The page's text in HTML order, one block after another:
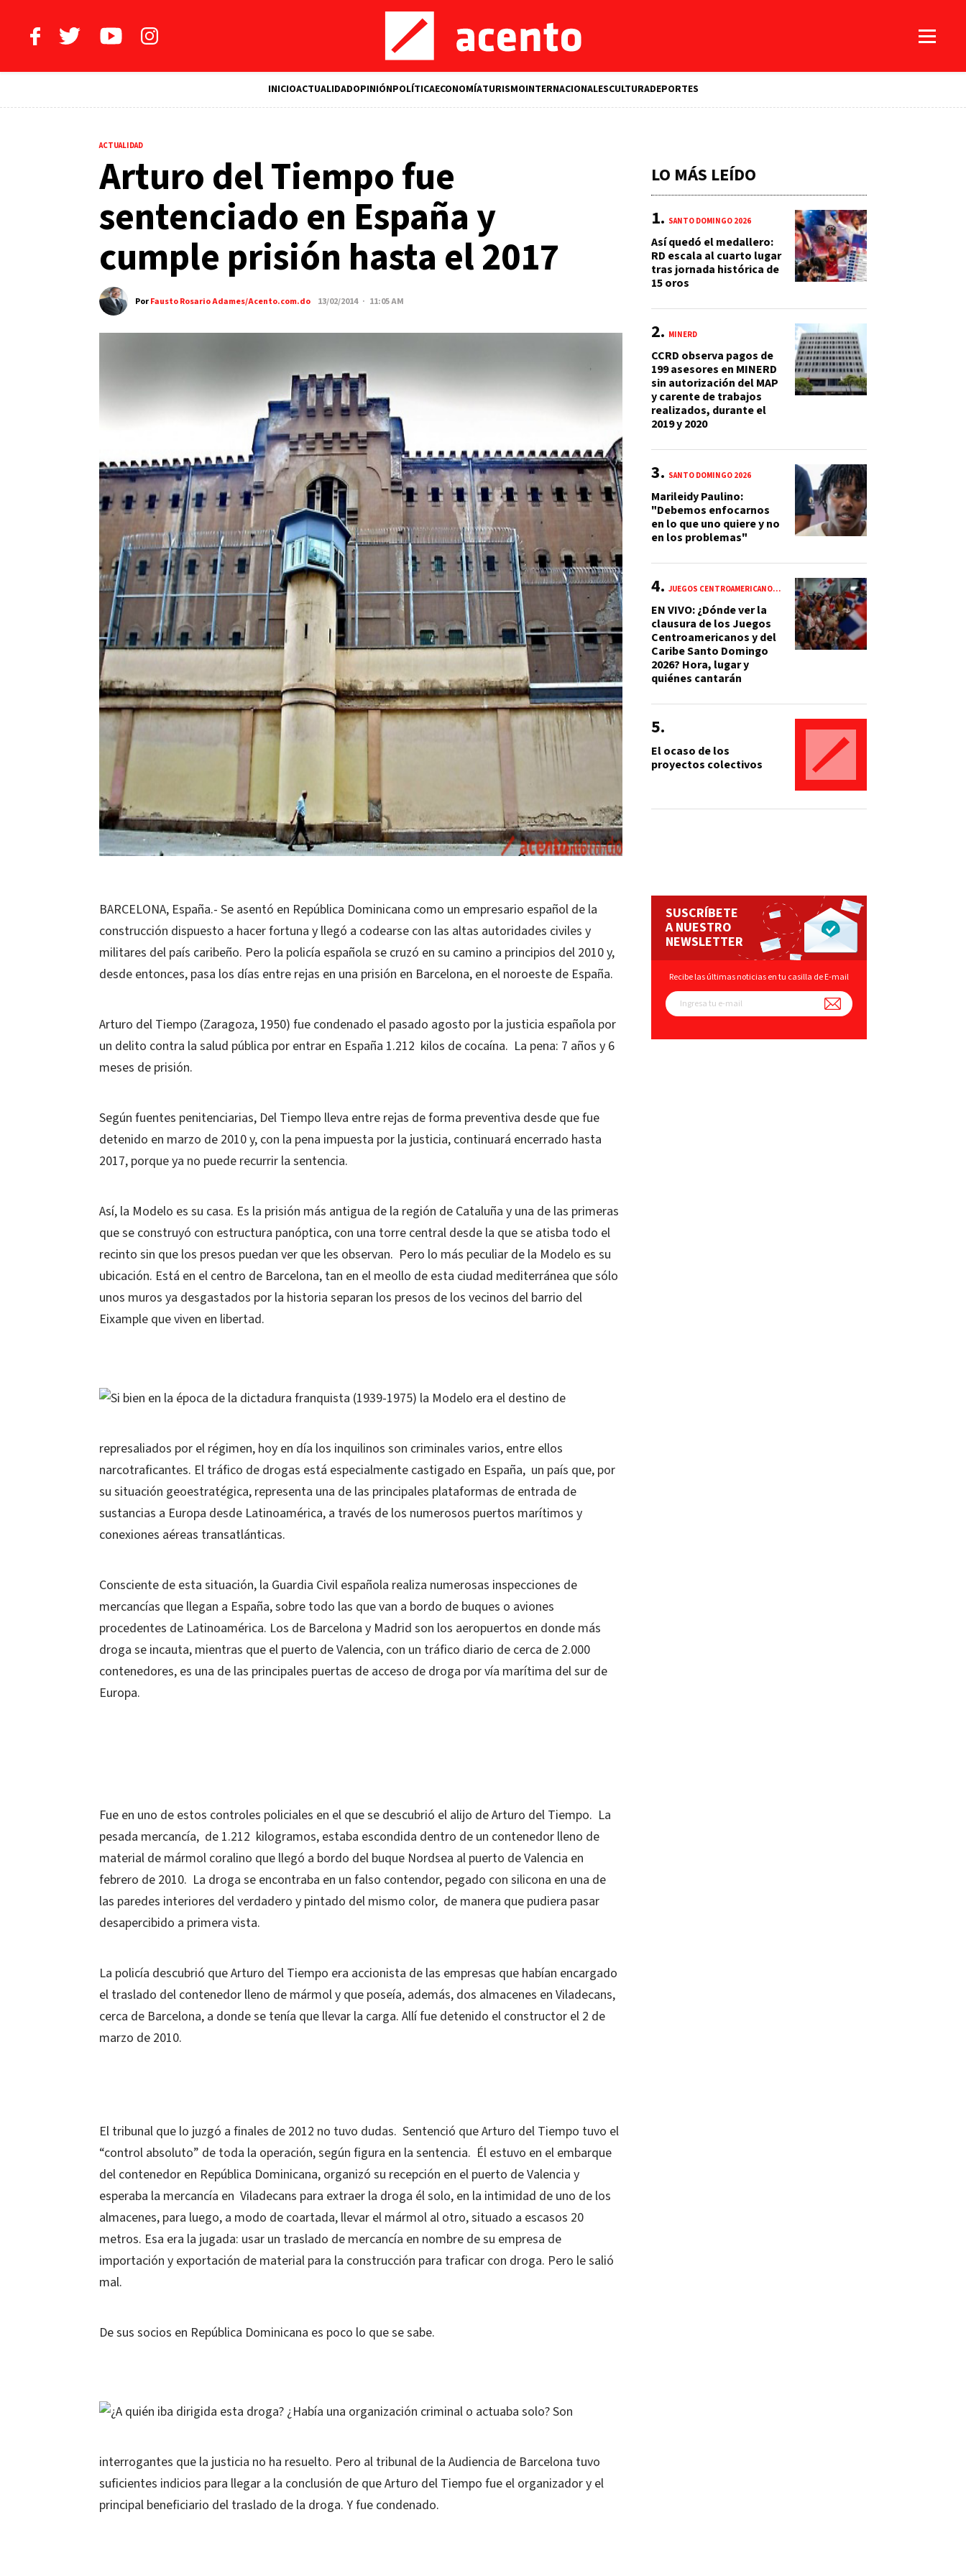
INICIOACTUALIDADOPINIÓNPOLÍTICAECONOMÍATURISMOINTERNACIONALESCULTURADEPORTES
ACTUALIDAD
Arturo del Tiempo fue
sentenciado en España y
cumple prisión hasta el 2017
PorFausto Rosario Adames/Acento.com.do 13/02/2014 · 11:05 AM
BARCELONA, España.- Se asentó en República Dominicana como un empresario español de la
construcción dispuesto a hacer fortuna y llegó a codearse con las altas autoridades civiles y
militares del país caribeño. Pero la policía española se cruzó en su camino a principios del 2010 y,
desde entonces, pasa los días entre rejas en una prisión en Barcelona, en el noroeste de España.
Arturo del Tiempo (Zaragoza, 1950) fue condenado el pasado agosto por la justicia española por
un delito contra la salud pública por entrar en España 1.212 kilos de cocaína. La pena: 7 años y 6
meses de prisión.
Según fuentes penitenciarias, Del Tiempo lleva entre rejas de forma preventiva desde que fue
detenido en marzo de 2010 y, con la pena impuesta por la justicia, continuará encerrado hasta
2017, porque ya no puede recurrir la sentencia.
Así, la Modelo es su casa. Es la prisión más antigua de la región de Cataluña y una de las primeras
que se construyó con estructura panóptica, con una torre central desde la que se atisba todo el
recinto sin que los presos puedan ver que les observan. Pero lo más peculiar de la Modelo es su
ubicación. Está en el centro de Barcelona, tan en el meollo de esta ciudad mediterránea que sólo
unos muros ya desgastados por la historia separan los presos de los vecinos del barrio del
Eixample que viven en libertad.
Si bien en la época de la dictadura franquista (1939-1975) la Modelo era el destino de
represaliados por el régimen, hoy en día los inquilinos son criminales varios, entre ellos
narcotraficantes. El tráfico de drogas está especialmente castigado en España, un país que, por
su situación geoestratégica, representa una de las principales plataformas de entrada de
sustancias a Europa desde Latinoamérica, a través de los numerosos puertos marítimos y
conexiones aéreas transatlánticas.
Consciente de esta situación, la Guardia Civil española realiza numerosas inspecciones de
mercancías que llegan a España, sobre todo las que van a bordo de buques o aviones
procedentes de Latinoamérica. Los de Barcelona y Madrid son los aeropuertos en donde más
droga se incauta, mientras que el puerto de Valencia, con un tráfico diario de cerca de 2.000
contenedores, es una de las principales puertas de acceso de droga por vía marítima del sur de
Europa.
Fue en uno de estos controles policiales en el que se descubrió el alijo de Arturo del Tiempo. La
pesada mercancía, de 1.212 kilogramos, estaba escondida dentro de un contenedor lleno de
material de mármol coralino que llegó a bordo del buque Nordsea al puerto de Valencia en
febrero de 2010. La droga se encontraba en un falso contendor, pegado con silicona en una de
las paredes interiores del verdadero y pintado del mismo color, de manera que pudiera pasar
desapercibido a primera vista.
La policía descubrió que Arturo del Tiempo era accionista de las empresas que habían encargado
el traslado del contenedor lleno de mármol y que poseía, además, dos almacenes en Viladecans,
cerca de Barcelona, a donde se tenía que llevar la carga. Allí fue detenido el constructor el 2 de
marzo de 2010.
El tribunal que lo juzgó a finales de 2012 no tuvo dudas. Sentenció que Arturo del Tiempo tuvo el
“control absoluto” de toda la operación, según figura en la sentencia. Él estuvo en el embarque
del contenedor en República Dominicana, organizó su recepción en el puerto de Valencia y
esperaba la mercancía en Viladecans para extraer la droga él solo, en la intimidad de uno de los
almacenes, para luego, a modo de coartada, llevar el mármol al otro, situado a escasos 20
metros. Esa era la jugada: usar un traslado de mercancía en nombre de su empresa de
importación y exportación de material para la construcción para traficar con droga. Pero le salió
mal.
De sus socios en República Dominicana es poco lo que se sabe.
¿A quién iba dirigida esta droga? ¿Había una organización criminal o actuaba solo? Son
interrogantes que la justicia no ha resuelto. Pero al tribunal de la Audiencia de Barcelona tuvo
suficientes indicios para llegar a la conclusión de que Arturo del Tiempo fue el organizador y el
principal beneficiario del traslado de la droga. Y fue condenado.
LO MÁS LEÍDO
SANTO DOMINGO 2026
Así quedó el medallero:
RD escala al cuarto lugar
tras jornada histórica de
15 oros
MINERD
CCRD observa pagos de
199 asesores en MINERD
sin autorización del MAP
y carente de trabajos
realizados, durante el
2019 y 2020
SANTO DOMINGO 2026
Marileidy Paulino:
"Debemos enfocarnos
en lo que uno quiere y no
en los problemas"
JUEGOS CENTROAMERICANOS Y DEL CARIBE 2026
EN VIVO: ¿Dónde ver la
clausura de los Juegos
Centroamericanos y del
Caribe Santo Domingo
2026? Hora, lugar y
quiénes cantarán
El ocaso de los
proyectos colectivos
SUSCRÍBETE
A NUESTRO
NEWSLETTER
Recibe las últimas noticias en tu casilla de E-mail